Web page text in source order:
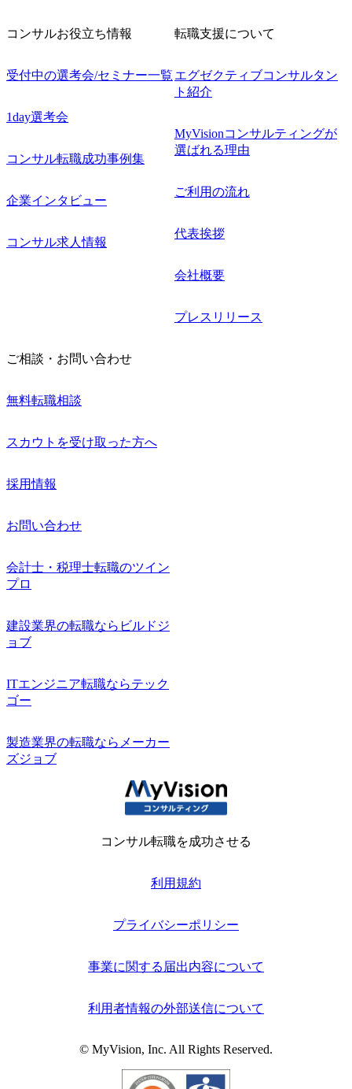
コンサルお役立ち情報
受付中の選考会/セミナー一覧
1day選考会
コンサル転職成功事例集
企業インタビュー
コンサル求人情報
転職支援について
エグゼクティブコンサルタン
ト紹介
MyVisionコンサルティングが
選ばれる理由
ご利用の流れ
代表挨拶
会社概要
プレスリリース
ご相談・お問い合わせ
無料転職相談
スカウトを受け取った方へ
採用情報
お問い合わせ
会計士・税理士転職のツイン
プロ
建設業界の転職ならビルドジ
ョブ
ITエンジニア転職ならテック
ゴー
製造業界の転職ならメーカー
ズジョブ
コンサル転職を成功させる
利用規約
プライバシーポリシー
事業に関する届出内容について
利用者情報の外部送信について
© MyVision, Inc. All Rights Reserved.